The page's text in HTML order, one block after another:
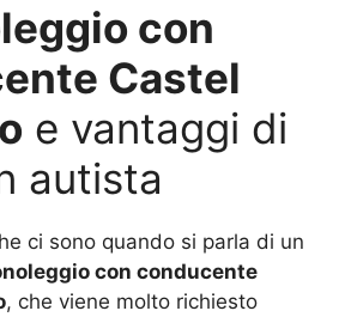
con
Castel
e vantaggi di
autista
ci sono quando si parla di un
con conducente
, che viene molto richiesto